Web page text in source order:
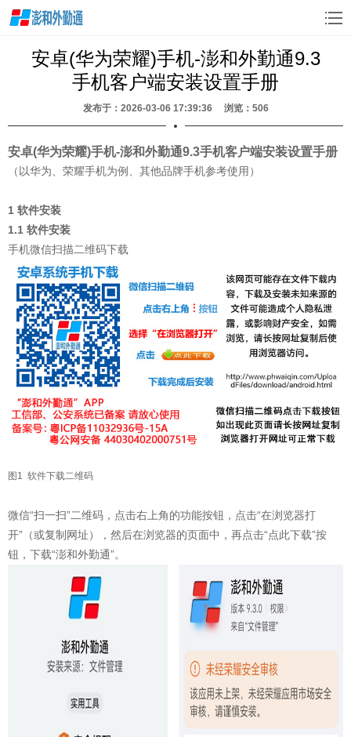
安卓(华为荣耀)手机-澎和外勤通9.3
手机客户端安装设置手册
发布于：2026-03-06 17:39:36 浏览： 506
安卓(华为荣耀)手机-澎和外勤通9.3手机客户端安装设置手册
（以华为、荣耀手机为例、其他品牌手机参考使用）
1 软件安装
1.1 软件安装
手机微信扫描二维码下载
图1 软件下载二维码
微信“扫一扫”二维码，点击右上角的功能按钮，点击“在浏览器打
开”（或复制网址），然后在浏览器的页面中，再点击“点此下载”按
钮，下载“澎和外勤通”。